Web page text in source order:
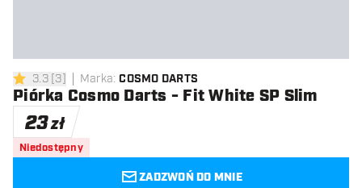
3.3 gwiazdki oceny
3.3[3] Marka: COSMO DARTS
Piórka Cosmo Darts - Fit White SP Slim
23zł
Niedostępny
ZADZWOŃ DO MNIE